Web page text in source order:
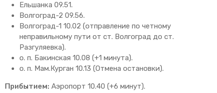
Ельшанка 09.51.
Волгоград-2 09.56.
Волгоград-1 10.02 (отправление по четному
неправильному пути от ст. Волгоград до ст.
Разгуляевка).
о. п. Бакинская 10.08 (+1 минута).
о. п. Мам.Курган 10.13 (Отмена остановки).
Прибытием: Аэропорт 10.40 (+6 минут).